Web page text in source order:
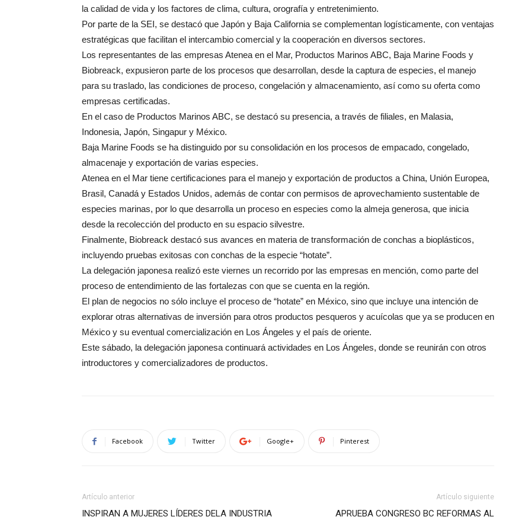
la calidad de vida y los factores de clima, cultura, orografía y entretenimiento.
Por parte de la SEI, se destacó que Japón y Baja California se complementan logísticamente, con ventajas
estratégicas que facilitan el intercambio comercial y la cooperación en diversos sectores.
Los representantes de las empresas Atenea en el Mar, Productos Marinos ABC, Baja Marine Foods y
Biobreack, expusieron parte de los procesos que desarrollan, desde la captura de especies, el manejo
para su traslado, las condiciones de proceso, congelación y almacenamiento, así como su oferta como
empresas certificadas.
En el caso de Productos Marinos ABC, se destacó su presencia, a través de filiales, en Malasia,
Indonesia, Japón, Singapur y México.
Baja Marine Foods se ha distinguido por su consolidación en los procesos de empacado, congelado,
almacenaje y exportación de varias especies.
Atenea en el Mar tiene certificaciones para el manejo y exportación de productos a China, Unión Europea,
Brasil, Canadá y Estados Unidos, además de contar con permisos de aprovechamiento sustentable de
especies marinas, por lo que desarrolla un proceso en especies como la almeja generosa, que inicia
desde la recolección del producto en su espacio silvestre.
Finalmente, Biobreack destacó sus avances en materia de transformación de conchas a bioplásticos,
incluyendo pruebas exitosas con conchas de la especie “hotate”.
La delegación japonesa realizó este viernes un recorrido por las empresas en mención, como parte del
proceso de entendimiento de las fortalezas con que se cuenta en la región.
El plan de negocios no sólo incluye el proceso de “hotate” en México, sino que incluye una intención de
explorar otras alternativas de inversión para otros productos pesqueros y acuícolas que ya se producen en
México y su eventual comercialización en Los Ángeles y el país de oriente.
Este sábado, la delegación japonesa continuará actividades en Los Ángeles, donde se reunirán con otros
introductores y comercializadores de productos.
Facebook Twitter Google+ Pinterest
Artículo anterior
INSPIRAN A MUJERES LÍDERES DELA INDUSTRIA
Artículo siguiente
APRUEBA CONGRESO BC REFORMAS AL